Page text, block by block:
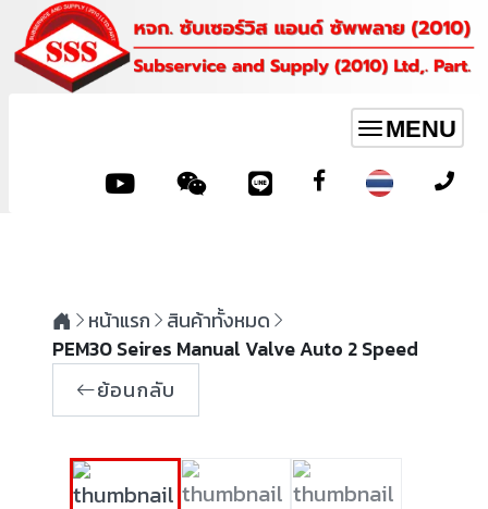
Toggle
navigation
MENU
หน้าแรก
สินค้าทั้งหมด
PEM30 Seires Manual Valve Auto 2 Speed
ย้อนกลับ